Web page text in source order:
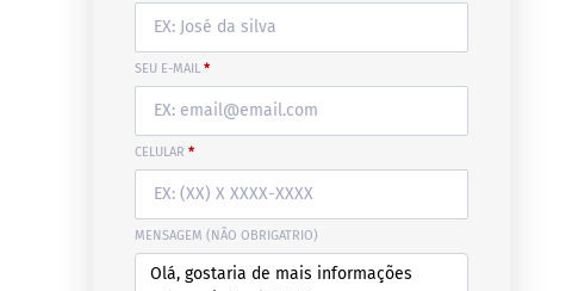
SEU E-MAIL *
CELULAR *
MENSAGEM (NÃO OBRIGATRIO)